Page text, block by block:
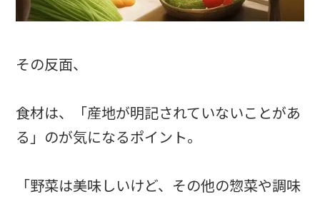
その反面、
食材は、「産地が明記されていないことがあ
る」のが気になるポイント。
「野菜は美味しいけど、その他の惣菜や調味